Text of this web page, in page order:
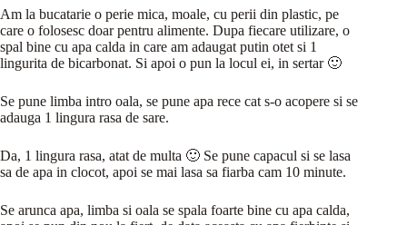
Am la bucatarie o perie mica, moale, cu perii din plastic, pe
care o folosesc doar pentru alimente. Dupa fiecare utilizare, o
spal bine cu apa calda in care am adaugat putin otet si 1
lingurita de bicarbonat. Si apoi o pun la locul ei, in sertar 🙂
Se pune limba intro oala, se pune apa rece cat s-o acopere si se
adauga 1 lingura rasa de sare.
Da, 1 lingura rasa, atat de multa 🙂 Se pune capacul si se lasa
sa de apa in clocot, apoi se mai lasa sa fiarba cam 10 minute.
Se arunca apa, limba si oala se spala foarte bine cu apa calda,